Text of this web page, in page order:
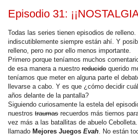
Episodio 31:
Todas las series tienen episodios de
indiscutiblemente siempre están ahí. Y
relleno, pero no por ello menos importante.
Primero porque teníamos muchos
de esa manera a nuestro reducido querido
teníamos que meter en alguna parte el
llevarse a cabo. Y es que ¿cómo decidir
años delante de la pantalla?
Siguiendo curiosamente la estela del
nuestros traumas recuerdos más tiernos
vez más a las batallitas de abuelo
llamado Mejores Juegos Evah. No están